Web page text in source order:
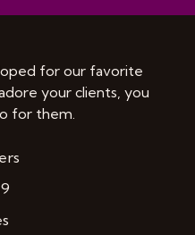
for our favorite
your clients, you
for them.